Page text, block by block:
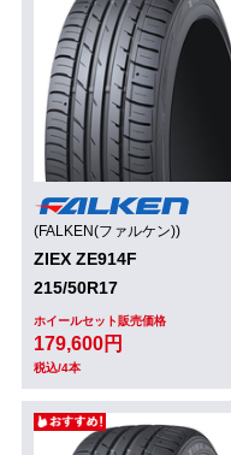
(FALKEN(ファルケン))
ZIEX ZE914F
215/50R17
ホイールセット販売価格
179,600円
税込/4本